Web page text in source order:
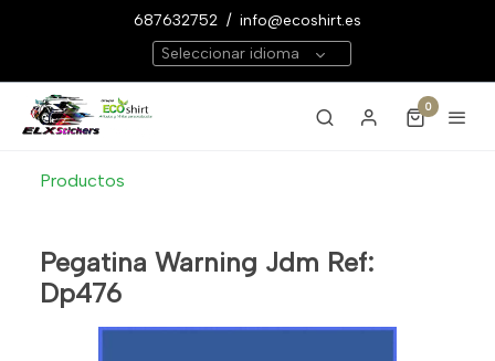
687632752 / info@ecoshirt.es
Seleccionar idioma
0
Productos
Pegatina Warning Jdm Ref:
Dp476